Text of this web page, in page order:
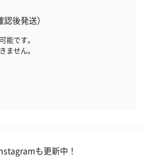
後発送）
能です。
ません。
も更新中！